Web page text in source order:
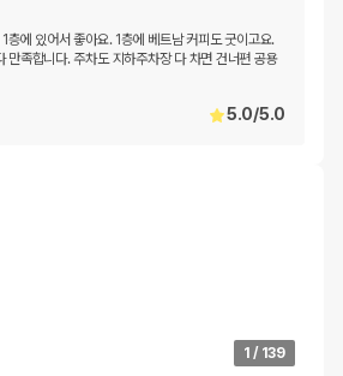
층에 있어서 좋아요. 1층에 베트남 커피도 굿이고요.
만족합니다. 주차도 지하주차장 다 차면 건너편 공용
5.0/5.0
1 / 139